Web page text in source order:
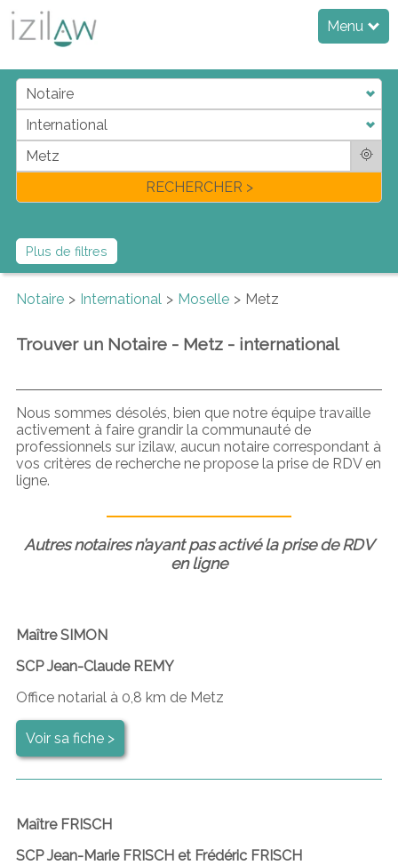
Menu
jdadi
fl
RECHERCHER >
Plus de filtres
Notaire International Moselle Metz
Trouver un Notaire - Metz - international
Nous sommes désolés, bien que notre équipe travaille
activement à faire grandir la communauté de
professionnels sur izilaw, aucun notaire correspondant à
vos critères de recherche ne propose la prise de RDV en
ligne.
Autres notaires n’ayant pas activé la prise de RDV
en ligne
Maître SIMON
SCP Jean-Claude REMY
Office notarial à 0,8 km de Metz
Voir sa fiche >
Maître FRISCH
SCP Jean-Marie FRISCH et Frédéric FRISCH